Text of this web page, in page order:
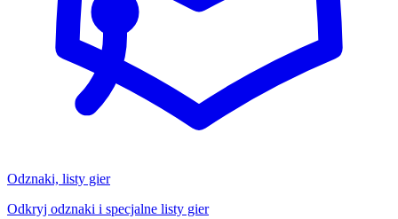
Odznaki, listy gier
Odkryj odznaki i specjalne listy gier